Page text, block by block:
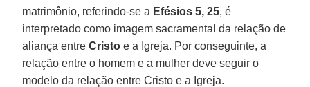
matrimônio, referindo-se a Efésios 5, 25, é
interpretado como imagem sacramental da relação de
aliança entreCristo e a Igreja. Por conseguinte, a
relação entre o homem e a mulher deve seguir o
modelo da relação entre Cristo e a Igreja.